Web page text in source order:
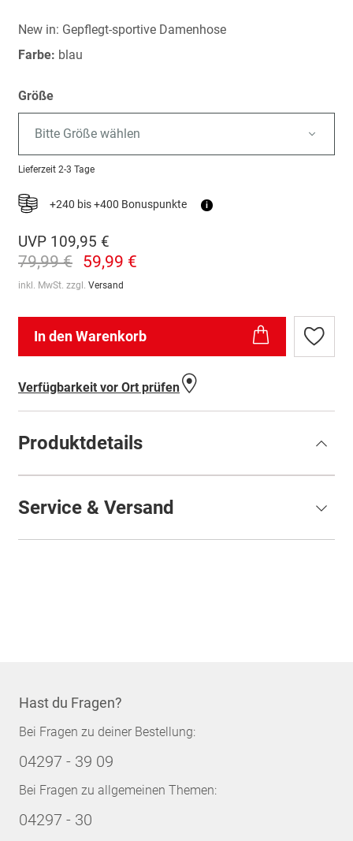
springen
New in: Gepflegt-sportive Damenhose
Farbe: blau
Größe
Bitte Größe wählen
Lieferzeit 2-3 Tage
+240 bis +400 Bonuspunkte i
UVP 109,95 €
79,99 € 59,99 €
inkl. MwSt. zzgl. Versand
In den Warenkorb
Zur
Verfügbarkeit vor Ort prüfen
Produktdetails
Service & Versand
Hast du Fragen?
Bei Fragen zu deiner Bestellung:
04297 - 39 09
Bei Fragen zu allgemeinen Themen:
04297 - 30